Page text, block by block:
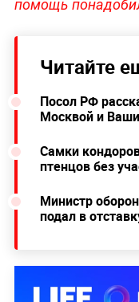
помощь
Читайте
Посол РФ
Москвой и
Самки
птенцов без
Министр
подал в